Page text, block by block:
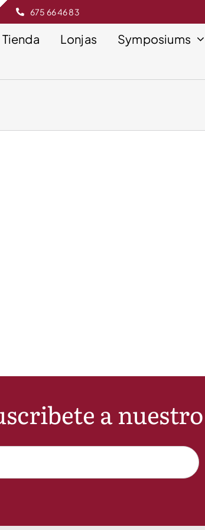
675 66 46 83
Tienda Lonjas Symposiums
a